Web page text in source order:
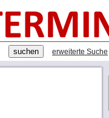
erweiterte Suche